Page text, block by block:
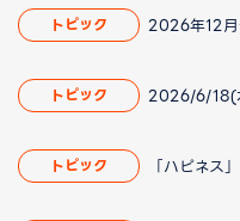
トピック
トピック
トピック 「ハピネス